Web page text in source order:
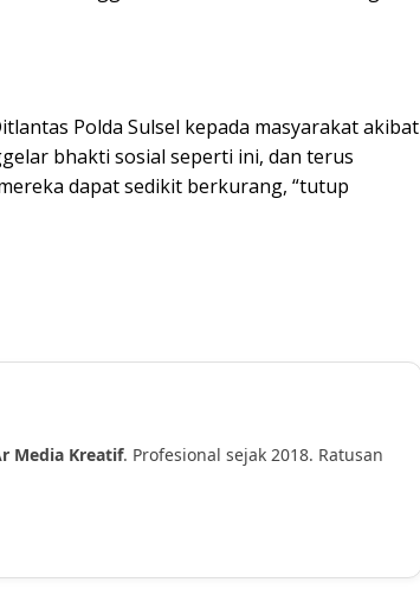
Polda Sulsel kepada masyarakat akibat
bhakti sosial seperti ini, dan terus
dapat sedikit berkurang, “tutup
Media Kreatif. Profesional sejak 2018. Ratusan